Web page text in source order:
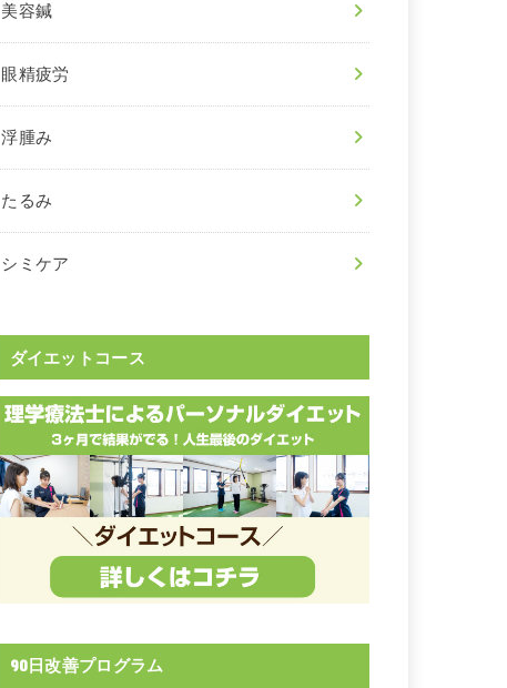
美容鍼
眼精疲労
浮腫み
たるみ
シミケア
ダイエットコース
90日改善プログラム